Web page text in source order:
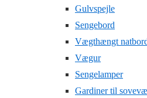
Gulvspejle
Sengebord
Vægthængt
Vægur
Sengelamper
Gardiner til